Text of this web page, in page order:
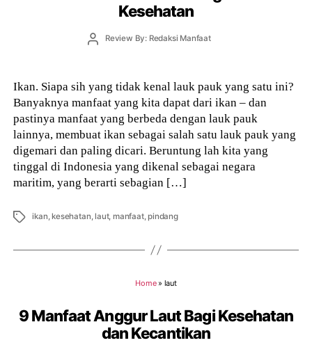
Kesehatan
PostReview By: Redaksi Manfaat
Ikan. Siapa sih yang tidak kenal lauk pauk yang satu ini?
Banyaknya manfaat yang kita dapat dari ikan – dan
pastinya manfaat yang berbeda dengan lauk pauk
lainnya, membuat ikan sebagai salah satu lauk pauk yang
digemari dan paling dicari. Beruntung lah kita yang
tinggal di Indonesia yang dikenal sebagai negara
maritim, yang berarti sebagian […]
Tags ikan, kesehatan, laut, manfaat,pindang
Home» laut
9 Manfaat Anggur Laut Bagi Kesehatan
dan Kecantikan